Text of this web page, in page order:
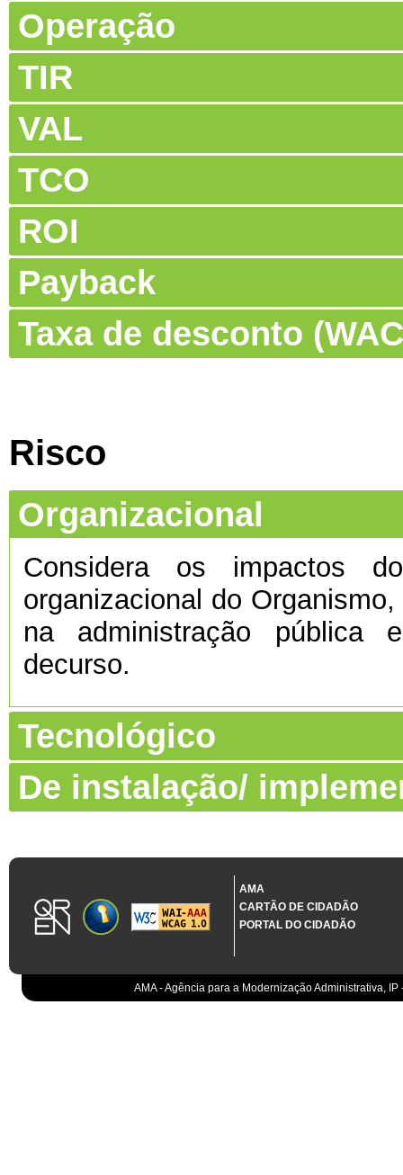
Operação
TIR
VAL
TCO
ROI
Payback
Taxa de desconto
Risco
Organizacional
Considera os impactos
organizacional do
na administração pública
decurso.
Tecnológico
De instalação/
AMA
CARTÃO DE CIDADÃO
PORTAL DO CIDADÃO
AMA - Agência para a Modernização Administrativa,